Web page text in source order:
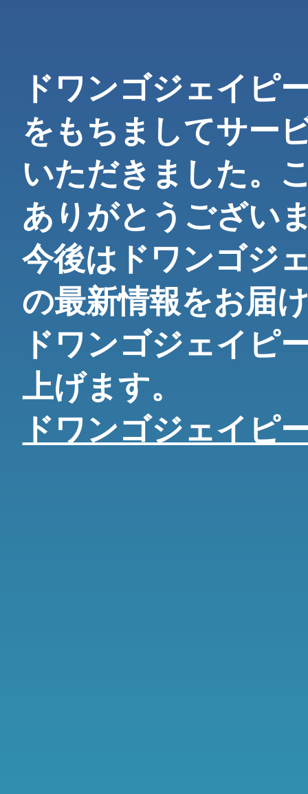
ドワンゴジェイピ
をもちましてサー
いただきました。
ありがとうござい
今後はドワンゴジ
の最新情報をお届
ドワンゴジェイピ
上げます。
ドワンゴジェイピ